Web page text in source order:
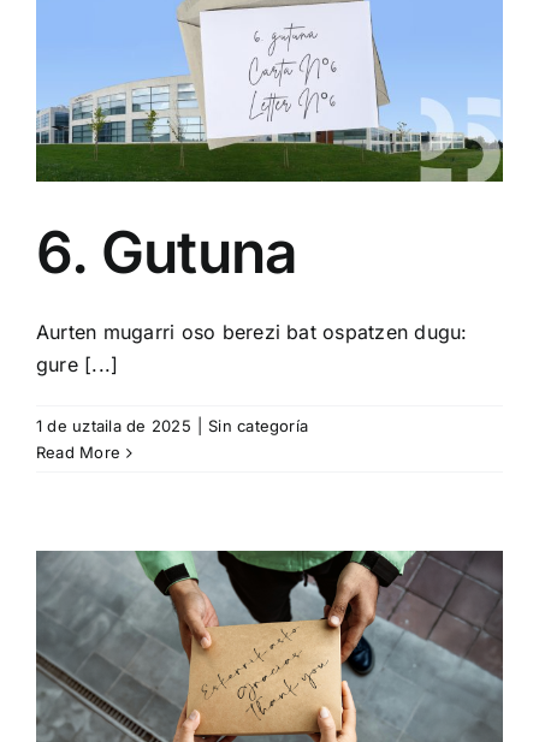
6. Gutuna
Aurten mugarri oso berezi bat ospatzen dugu:
gure [...]
1 de uztaila de 2025
Sin categoría
Read More